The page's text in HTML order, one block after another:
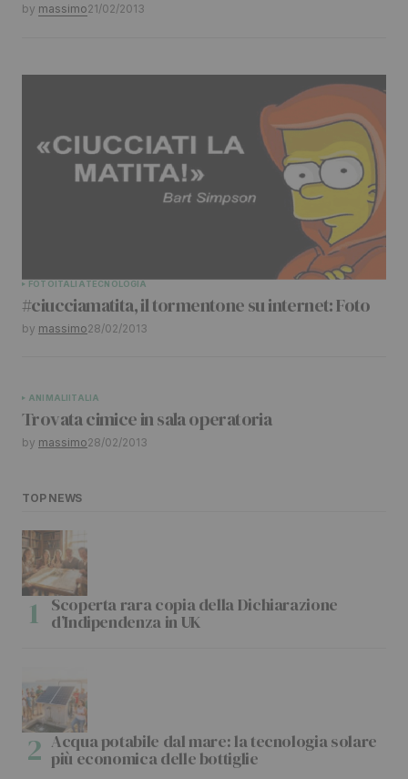
by massimo21/02/2013
FOTOITALIATECNOLOGIA
#ciucciamatita, il tormentone su internet: Foto
by massimo28/02/2013
ANIMALIITALIA
Trovata cimice in sala operatoria
by massimo28/02/2013
TOP NEWS
Scoperta rara copia della Dichiarazione
d’Indipendenza in UK
Acqua potabile dal mare: la tecnologia solare
più economica delle bottiglie